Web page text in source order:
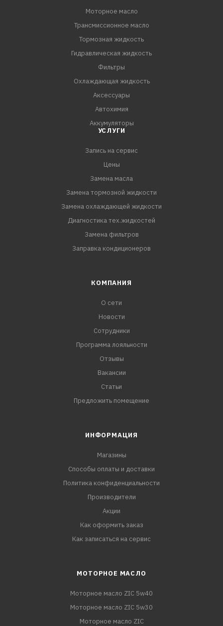
Моторное масло
Трансмиссионное масло
Тормозная жидкость
Гидравлическая жидкость
Фильтры
Охлаждающая жидкость
Аксессуары
Автохимия
Аккумуляторы
УСЛУГИ
Запись на сервис
Цены
Замена масла
Замена тормозной жидкости
Замена охлаждающей жидкости
Диагностика тех.жидкостей
Замена фильтров
Заправка кондиционеров
КОМПАНИЯ
О сети
Новости
Сотрудники
Программа лояльности
Отзывы
Вакансии
Статьи
Предложить помещение
ИНФОРМАЦИЯ
Магазины
Способы оплаты и доставки
Политика конфиденциальности
Производители
Акции
Как оформить заказ
Как записаться на сервис
МОТОРНОЕ МАСЛО
Моторное масло ZIC 5w40
Моторное масло ZIC 5w30
Моторное масло ZIC